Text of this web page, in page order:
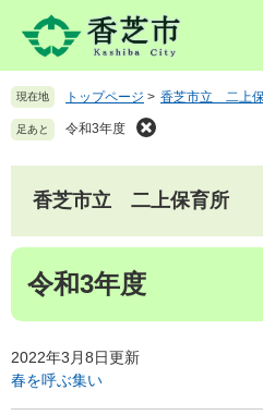
先
頭
す
を
飛
し
文
現在地 トップページ > 香芝市立 二上
足あと 令和3年度
香芝市立 二上保育所
本
令和3年度
2022年3月8日更新
春を呼ぶ集い